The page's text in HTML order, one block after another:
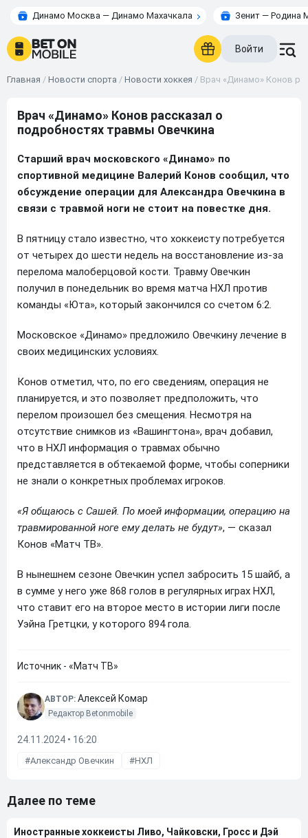
Динамо Москва — Динамо Махачкала Зенит — Родина
Войти
Главная / Новости спорта / Новости хоккея / Врач «Динамо» Конов
Врач «Динамо» Конов рассказал о
подробностях травмы Овечкина
Старший врач московского «Динамо» по
спортивной медицине Валерий Конов сообщил, что
обсуждение операции для Александра Овечкина в
связи с травмой ноги не стоит на повестке дня.
В пятницу стало известно, что хоккеисту потребуется
от четырех до шести недель на восстановление из-за
перелома малоберцовой кости. Травму Овечкин
получил в понедельник во время матча НХЛ против
команды «Юта», который закончился со счетом 6:2.
Московское «Динамо» предложило Овечкину лечение в
своих медицинских условиях.
Конов отметил, что, по его сведениям, операция не
планируется, и это позволяет предположить, что
перелом произошел без смещения. Несмотря на
отсутствие снимков из «Вашингтона», врач добавил,
что в НХЛ информация о травмах обычно
представляется в обтекаемой форме, чтобы соперники
не знали о конкретных проблемах игроков.
«Я общаюсь с Сашей. По моей информации, операцию на
травмированной ноге ему делать не будут», — сказал
Конов «Матч ТВ».
В нынешнем сезоне Овечкин успел забросить 15 шайб, а
в сумме у него уже 868 голов в регулярных играх НХЛ,
что ставит его на второе место в истории лиги после
Уэйна Гретцки, у которого 894 гола.
Источник - «Матч ТВ»
АВТОР: Алексей Комар
Редактор Betonmobile
24.11.2024 • 16:20
Александр Овечкин НХЛ
Далее по теме
Иностранные хоккеисты Ливо, Чайковски, Гросс и Дэй